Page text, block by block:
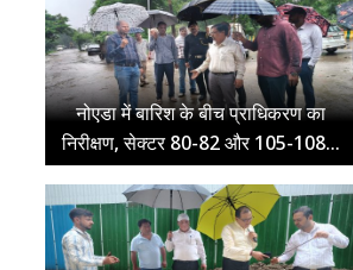
नोएडा में बारिश के बीच प्राधिकरण का
निरीक्षण, सेक्टर 80-82 और 105-108...